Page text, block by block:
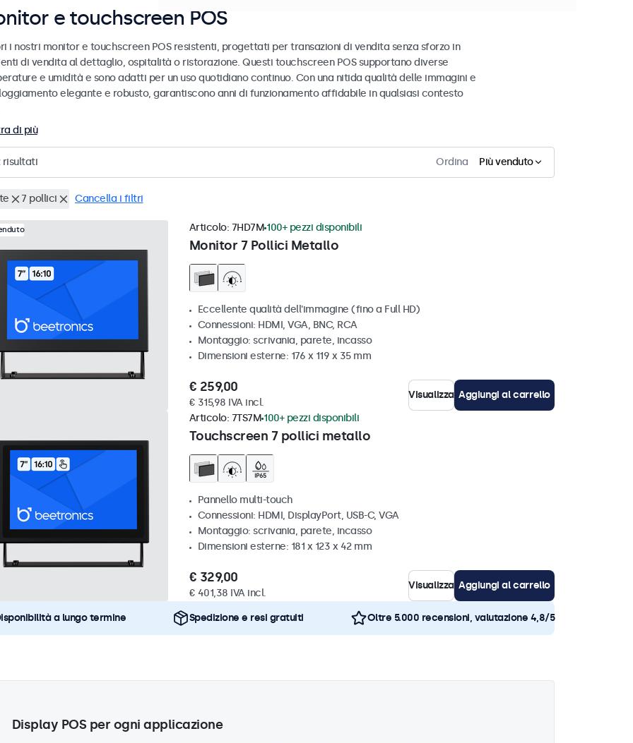
e touchscreen POS
i nostri monitor e touchscreen POS resistenti, progettati per transazioni di vendita senza sforzo in
di vendita al dettaglio, ospitalità o ristorazione. Questi touchscreen POS supportano diverse
e umidità e sono adatti per un uso quotidiano continuo. Con una nitida qualità delle immagini e
elegante e robusto, garantiscono anni di funzionamento affidabile in qualsiasi contesto
di più
risultati Ordina Più venduto
7 pollici Cancella i filtri
Monitor 7 Pollici Metallo
Articolo: 7HD7M 100+ pezzi disponibili
Eccellente qualità dell'immagine (fino a Full HD)
Connessioni: HDMI, VGA, BNC, RCA
Montaggio: scrivania, parete, incasso
Dimensioni esterne: 176 x 119 x 35 mm
€ 259,00
€ 315,98 IVA incl.
Visualizza Aggiungi al carrello
Touchscreen 7 pollici metallo
Articolo: 7TS7M 100+ pezzi disponibili
Pannello multi-touch
Connessioni: HDMI, DisplayPort, USB-C, VGA
Montaggio: scrivania, parete, incasso
Dimensioni esterne: 181 x 123 x 42 mm
€ 329,00
€ 401,38 IVA incl.
Visualizza Aggiungi al carrello
a lungo termine Spedizione e resi gratuiti Oltre 5.000 recensioni, valutazione 4,8/5
Display POS per ogni applicazione